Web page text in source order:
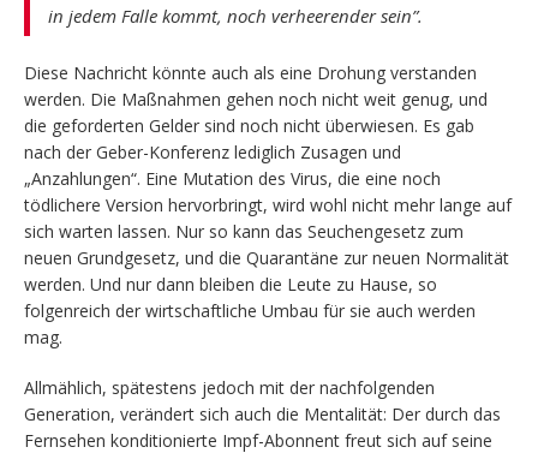
in jedem Falle kommt, noch verheerender sein”.
Diese Nachricht könnte auch als eine Drohung verstanden
werden. Die Maßnahmen gehen noch nicht weit genug, und
die geforderten Gelder sind noch nicht überwiesen. Es gab
nach der Geber-Konferenz lediglich Zusagen und
„Anzahlungen“. Eine Mutation des Virus, die eine noch
tödlichere Version hervorbringt, wird wohl nicht mehr lange auf
sich warten lassen. Nur so kann das Seuchengesetz zum
neuen Grundgesetz, und die Quarantäne zur neuen Normalität
werden. Und nur dann bleiben die Leute zu Hause, so
folgenreich der wirtschaftliche Umbau für sie auch werden
mag.
Allmählich, spätestens jedoch mit der nachfolgenden
Generation, verändert sich auch die Mentalität: Der durch das
Fernsehen konditionierte Impf-Abonnent freut sich auf seine